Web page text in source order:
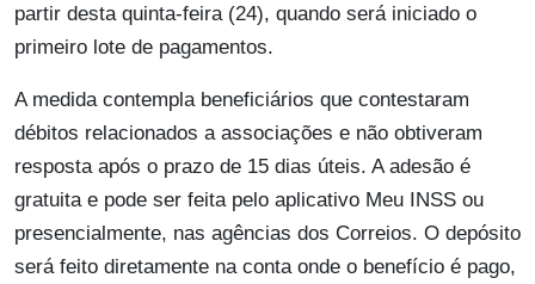
partir desta quinta-feira (24), quando será iniciado o
primeiro lote de pagamentos.
A medida contempla beneficiários que contestaram
débitos relacionados a associações e não obtiveram
resposta após o prazo de 15 dias úteis. A adesão é
gratuita e pode ser feita pelo aplicativo Meu INSS ou
presencialmente, nas agências dos Correios. O depósito
será feito diretamente na conta onde o benefício é pago,